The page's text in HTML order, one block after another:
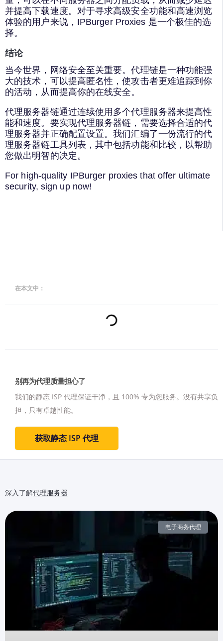
并提高下载速度。对于寻求高级安全功能和高速浏览
体验的用户来说，IPBurger Proxies 是一个极佳的选
择。
结论
当今世界，网络安全至关重要。代理链是一种功能强
大的技术，可以提高匿名性，使攻击者更难追踪到你
的活动，从而提高你的在线安全。
代理服务器链通过连续使用多个代理服务器来提高性
能和速度。要实现代理服务器链，需要选择合适的代
理服务器并正确配置设置。我们汇编了一份流行的代
理服务器链工具列表，其中包括功能和比较，以帮助
您做出明智的决定。
For high-quality IPBurger proxies that offer ultimate
security, sign up now!
在本文中：
别再为代理质量担心了
我们的静态 ISP 代理保证干净，且 100% 专为您服务。 没有共享负
担，只有卓越性能。
获取静态 ISP 代理
深入了解代理服务器
电子商务代理